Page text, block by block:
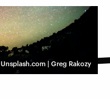
Unsplash.com | Greg Rakozy